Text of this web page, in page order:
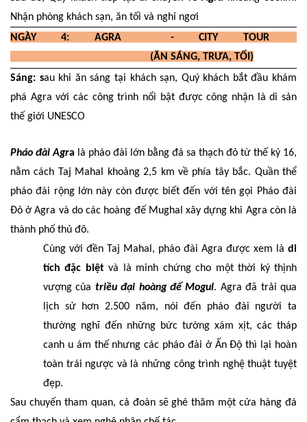
Nhận phòng khách sạn, ăn tối và nghỉ ngơi
NGÀY 4: AGRA - CITY TOUR
(ĂN SÁNG, TRƯA, TỐI)
Sáng: sau khi ăn sáng tại khách sạn, Quý khách bắt đầu khám
phá Agra với các công trình nổi bật được công nhận là di sản
thế giới UNESCO
Pháo đài Agra là pháo đài lớn bằng đá sa thạch đỏ từ thế kỷ 16,
nằm cách Taj Mahal khoảng 2,5 km về phía tây bắc. Quần thể
pháo đài rộng lớn này còn được biết đến với tên gọi Pháo đài
Đỏ ở Agra và do các hoàng đế Mughal xây dựng khi Agra còn là
thành phố thủ đô.
Cùng với đền Taj Mahal, pháo đài Agra được xem là di
tích đặc biệtvà là minh chứng cho một thời ký thịnh
vượng của triều đại hoàng đế Mogul. Agra đã trải qua
lịch sử hơn 2.500 năm, nói đến pháo đài người ta
thường nghĩ đến những bức tường xám xịt, các tháp
canh u ám thế nhưng các pháo đài ở Ấn Độ thì lại hoàn
toàn trái ngược và là những công trình nghệ thuật tuyệt
đẹp.
Sau chuyến tham quan, cả đoàn sẽ ghé thăm một cửa hàng đá